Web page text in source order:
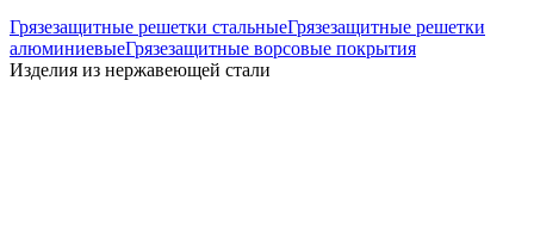
Грязезащитные решетки стальныеГрязезащитные решетки
алюминиевыеГрязезащитные ворсовые покрытия
Изделия из нержавеющей стали